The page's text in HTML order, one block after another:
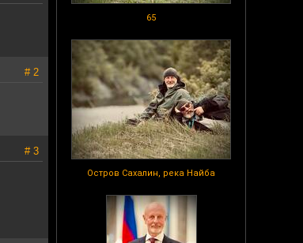
65
Остров Сахалин, река Найба
# 2
# 3